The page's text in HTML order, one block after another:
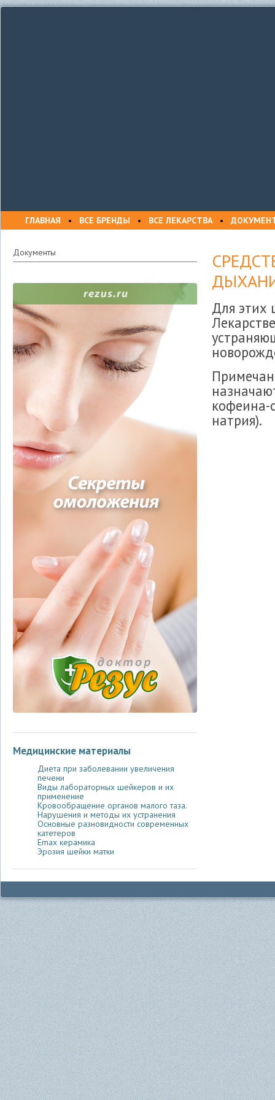
ГЛАВНАЯ • ВСЕ БРЕНДЫ • ВСЕ ЛЕКАРСТВА•
Документы
Медицинские материалы
Диета при заболевании увеличения
печени
Виды лабораторных шейкеров и их
применение
Кровообращение органов малого таза.
Нарушения и методы их устранения
Основные разновидности современных
катетеров
Emax керамика
Эрозия шейки матки
Для этих
кофеина-
натрия).